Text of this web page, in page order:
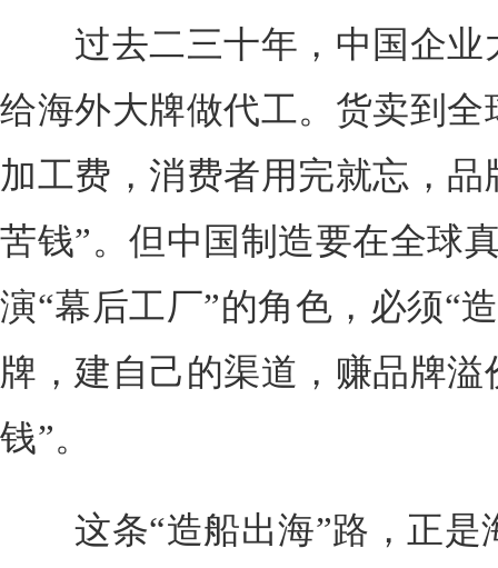
过去二三十年，中国企业
给海外大牌做代工。货卖到
加工费，消费者用完就忘，
苦钱”。但中国制造要在全球
演“幕后工厂”的角色，必须
牌，建自己的渠道，赚品牌
钱”。
这条“造船出海”路，正是